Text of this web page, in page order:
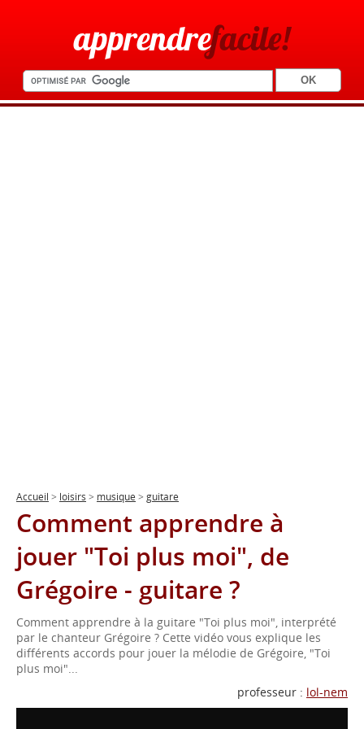
apprendrefacile!
Accueil > loisirs > musique > guitare
Comment apprendre à
jouer "Toi plus moi", de
Grégoire - guitare ?
Comment apprendre à la guitare "Toi plus moi", interprété
par le chanteur Grégoire ? Cette vidéo vous explique les
différents accords pour jouer la mélodie de Grégoire, "Toi
plus moi"...
professeur : lol-nem